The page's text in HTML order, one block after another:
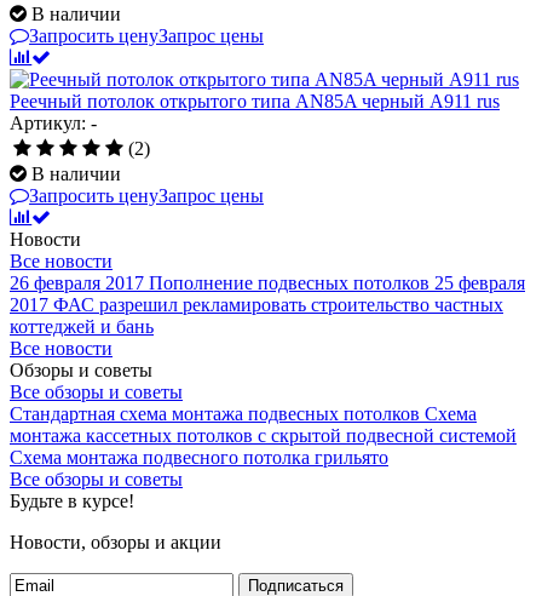
В наличии
Запросить ценуЗапрос цены
Реечный потолок открытого типа AN85A черный А911 rus
Артикул: -
(2)
В наличии
Запросить ценуЗапрос цены
Новости
Все новости
26 февраля 2017 Пополнение подвесных потолков 25 февраля
2017 ФАС разрешил рекламировать строительство частных
коттеджей и бань
Все новости
Обзоры и советы
Все обзоры и советы
Стандартная схема монтажа подвесных потолков Схема
монтажа кассетных потолков с скрытой подвесной системой
Схема монтажа подвесного потолка грильято
Все обзоры и советы
Будьте в курсе!
Новости, обзоры и акции
Подписаться